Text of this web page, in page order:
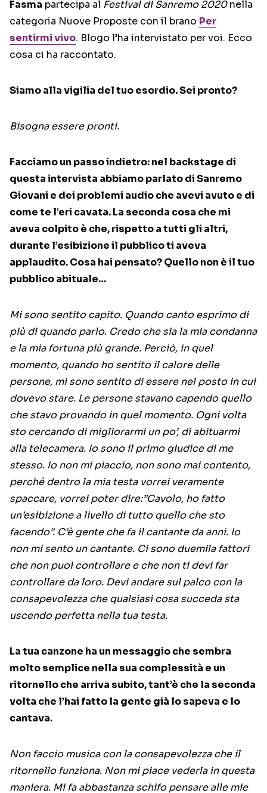
Fasma partecipa al Festival di Sanremo 2020nella
categoria Nuove Proposte con il brano Per
sentirmi vivo. Blogo l’ha intervistato per voi. Ecco
cosa ci ha raccontato.
Siamo alla vigilia del tuo esordio. Sei pronto?
Bisogna essere pronti.
Facciamo un passo indietro: nel backstage di
questa intervista abbiamo parlato di Sanremo
Giovani e dei problemi audio che avevi avuto e di
come te l’eri cavata. La seconda cosa che mi
aveva colpito è che, rispetto a tutti gli altri,
durante l’esibizione il pubblico ti aveva
applaudito. Cosa hai pensato? Quello non è il tuo
pubblico abituale…
Mi sono sentito capito. Quando canto esprimo di
più di quando parlo. Credo che sia la mia condanna
e la mia fortuna più grande. Perciò, in quel
momento, quando ho sentito il calore delle
persone, mi sono sentito di essere nel posto in cui
dovevo stare. Le persone stavano capendo quello
che stavo provando in quel momento. Ogni volta
sto cercando di migliorarmi un po’, di abituarmi
alla telecamera. Io sono il primo giudice di me
stesso. Io non mi piaccio, non sono mai contento,
perché dentro la mia testa vorrei veramente
spaccare, vorrei poter dire:”Cavolo, ho fatto
un’esibizione a livello di tutto quello che sto
facendo”. C’è gente che fa il cantante da anni. Io
non mi sento un cantante. Ci sono duemila fattori
che non puoi controllare e che non ti devi far
controllare da loro. Devi andare sul palco con la
consapevolezza che qualsiasi cosa succeda sta
uscendo perfetta nella tua testa.
La tua canzone ha un messaggio che sembra
molto semplice nella sua complessità e un
ritornello che arriva subito, tant’è che la seconda
volta che l’hai fatto la gente già lo sapeva e lo
cantava.
Non faccio musica con la consapevolezza che il
ritornello funziona. Non mi piace vederla in questa
maniera. Mi fa abbastanza schifo pensare alle mie